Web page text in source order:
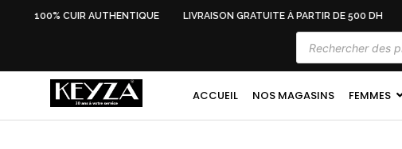
100% CUIR AUTHENTIQUE LIVRAISON GRATUITE À PARTIR DE 500 DH
ACCUEIL NOS MAGASINS FEMMES